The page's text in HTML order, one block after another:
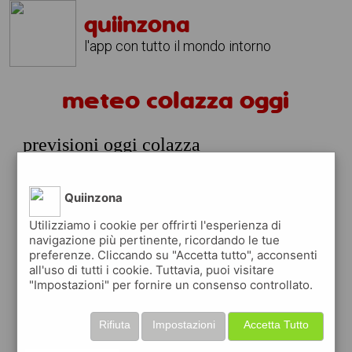
quiinzona
l'app con tutto il mondo intorno
meteo colazza oggi
previsioni oggi colazza
prossime ore
21:00
nubi
sparse
26°
26° min26° max
53 % 2.92 km/h
meteo colazza domani e prossimi
giorni
Quiinzona
Utilizziamo i cookie per offrirti l'esperienza di
navigazione più pertinente, ricordando le tue
preferenze. Cliccando su "Accetta tutto", acconsenti
all'uso di tutti i cookie. Tuttavia, puoi visitare
"Impostazioni" per fornire un consenso controllato.
Accetta Tutto
Impostazioni
Rifiuta